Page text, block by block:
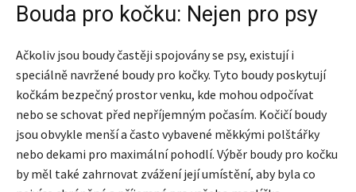
Bouda pro kočku: Nejen pro psy
Ačkoliv jsou boudy častěji spojovány se psy, existují i
speciálně navržené boudy pro kočky. Tyto boudy poskytují
kočkám bezpečný prostor venku, kde mohou odpočívat
nebo se schovat před nepříjemným počasím. Kočičí boudy
jsou obvykle menší a často vybavené měkkými polštářky
nebo dekami pro maximální pohodlí. Výběr boudy pro kočku
by měl také zahrnovat zvážení její umístění, aby byla co